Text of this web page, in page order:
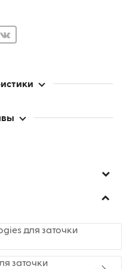
для заточки
заточки